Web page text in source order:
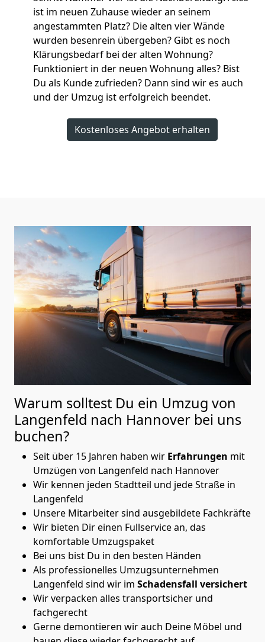
ist im neuen Zuhause wieder an seinem
angestammten Platz? Die alten vier Wände
wurden besenrein übergeben? Gibt es noch
Klärungsbedarf bei der alten Wohnung?
Funktioniert in der neuen Wohnung alles? Bist
Du als Kunde zufrieden? Dann sind wir es auch
und der Umzug ist erfolgreich beendet.
Kostenloses Angebot erhalten
Warum solltest Du ein Umzug von
Langenfeld nach Hannover bei uns
buchen?
Seit über 15 Jahren haben wir Erfahrungen mit
Umzügen von Langenfeld nach Hannover
Wir kennen jeden Stadtteil und jede Straße in
Langenfeld
Unsere Mitarbeiter sind ausgebildete Fachkräfte
Wir bieten Dir einen Fullservice an, das
komfortable Umzugspaket
Bei uns bist Du in den besten Händen
Als professionelles Umzugsunternehmen
Langenfeld sind wir im Schadensfall versichert
Wir verpacken alles transportsicher und
fachgerecht
Gerne demontieren wir auch Deine Möbel und